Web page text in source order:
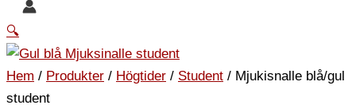
🔍
Hem / Produkter / Högtider / Student / Mjukisnalle blå/gul
student